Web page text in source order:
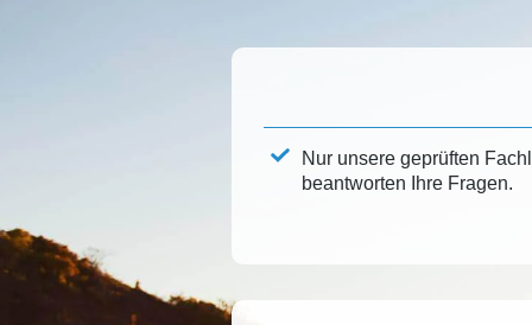
Nur unsere geprüften
beantworten Ihre Fragen.